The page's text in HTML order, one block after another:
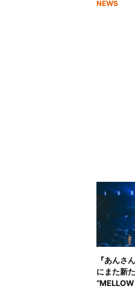
NEWS
『あんさ
にまた新